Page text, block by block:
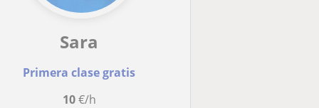
Sara
Primera clase gratis
10€/h